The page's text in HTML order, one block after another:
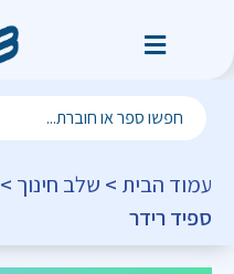
עמוד הבית > שלב חינוך >
ספיד רידר